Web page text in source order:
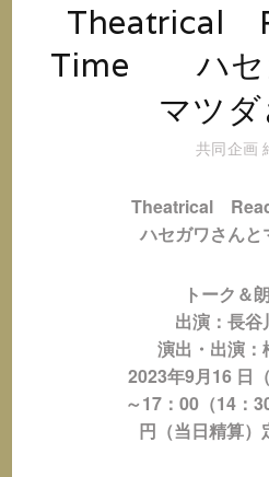
Theatrical
Time ハセ
マツ
共同企画
Theatrical
ハセガワさんと
トーク＆
出演：長谷
演出・出演：
2023年9月16 日
～17：00（14：
円（当日精算）